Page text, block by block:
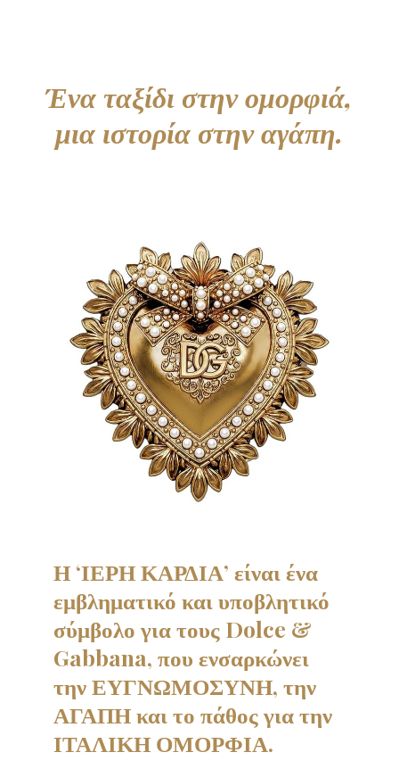
Έναταξίδι στηνομορφιά,
μια ιστορία στηναγάπη.
Η ‘ΙΕΡΗ ΚΑΡΔΙΑ’ είναι ένα
εμβληματικό και υποβλητικό
σύμβολο για τους Dolce &
Gabbana, που ενσαρκώνει
την ΕΥΓΝΩΜΟΣΥΝΗ, την
ΑΓΑΠΗ και το πάθος για την
ΙΤΑΛΙΚΗ ΟΜΟΡΦΙΑ.